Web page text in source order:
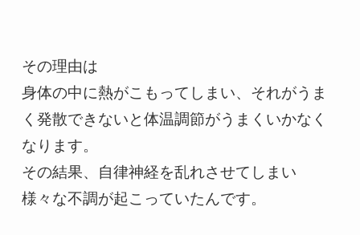
その理由は
身体の中に熱がこもってしまい、それがうま
く発散できないと体温調節がうまくいかなく
なります。
その結果、自律神経を乱れさせてしまい
様々な不調が起こっていたんです。